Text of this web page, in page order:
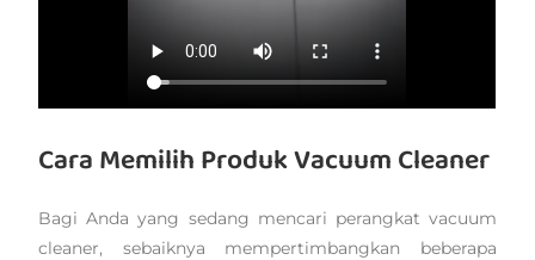
Cara Memilih Produk Vacuum Cleaner
Bagi Anda yang sedang mencari perangkat vacuum
cleaner, sebaiknya mempertimbangkan beberapa